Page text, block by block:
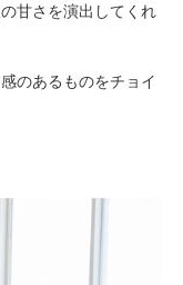
甘さを演出してくれ
のあるものをチョイ